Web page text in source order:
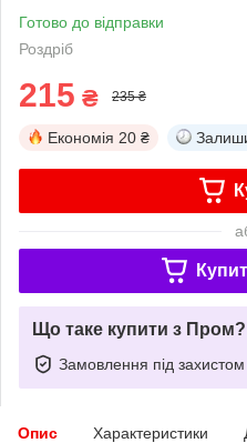
Готово до відправки
Роздріб
215 ₴ 235 ₴
Економія 20 ₴
Що таке купити з Пром?
Замовлення під захистом
Опис Характеристики